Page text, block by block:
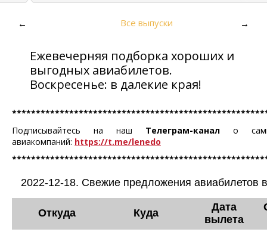
← Все выпуски →
Ежевечерняя подборка хороших и
выгодных авиабилетов.
Воскресенье: в далекие края!
Подписывайтесь на наш Телеграм-канало самых
авиакомпаний: https://t.me/lenedo
2022-12-18. Свежие предложения авиабилетов
Откуда Куда
Дата
вылета